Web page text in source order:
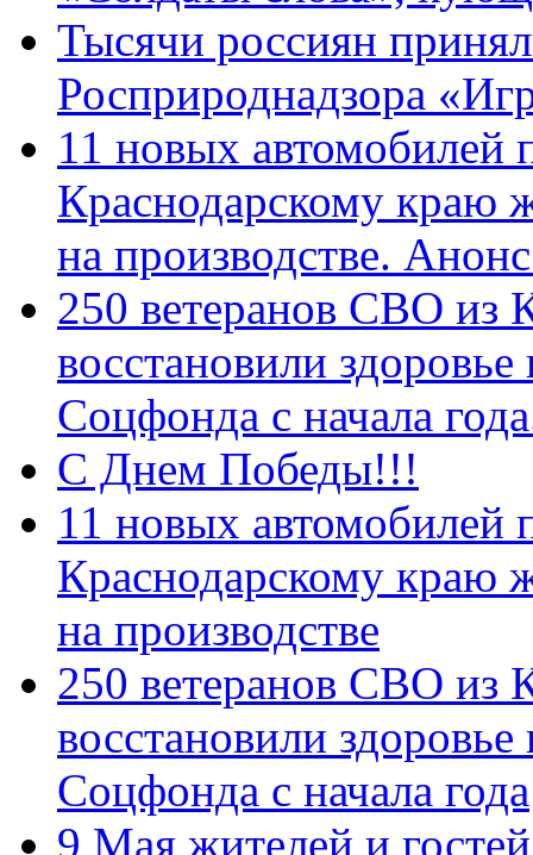
Тысячи россиян
Росприроднадзора
11 новых автомобилей
Краснодарскому краю
на производстве.
250 ветеранов СВО из
восстановили
Соцфонда с начала
С Днем Победы!!!
11 новых автомобилей
Краснодарскому краю
на производстве
250 ветеранов СВО из
восстановили
Соцфонда с начала года
9 Мая жителей и